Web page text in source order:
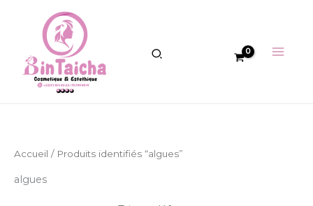
Accueil / Produits identifiés “algues”
algues